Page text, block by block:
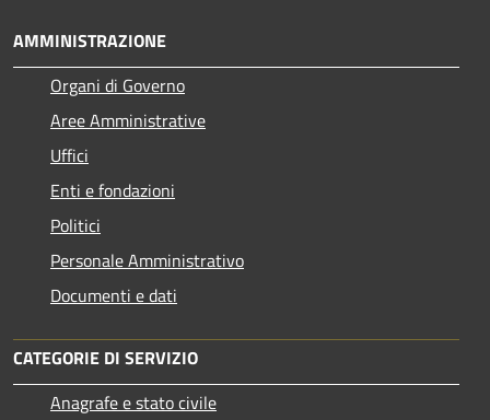
AMMINISTRAZIONE
Organi di Governo
Aree Amministrative
Uffici
Enti e fondazioni
Politici
Personale Amministrativo
Documenti e dati
CATEGORIE DI SERVIZIO
Anagrafe e stato civile